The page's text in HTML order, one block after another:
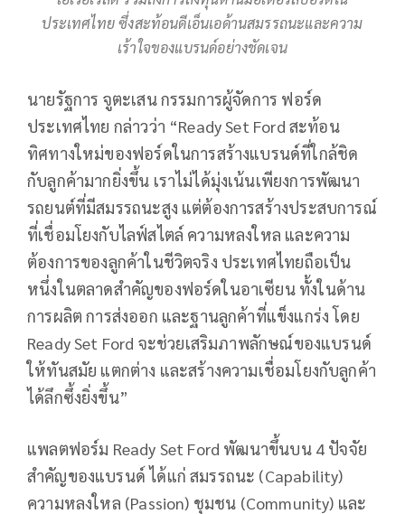
ประเทศไทย ซึ่งสะท้อนดีเอ็นเอด้านสมรรถนะและความ
เร้าใจของแบรนด์อย่างชัดเจน
นายรัฐการ จูตะเสน กรรมการผู้จัดการ ฟอร์ด
ประเทศไทย กล่าวว่า “Ready Set Ford สะท้อน
ทิศทางใหม่ของฟอร์ดในการสร้างแบรนด์ที่ใกล้ชิด
กับลูกค้ามากยิ่งขึ้น เราไม่ได้มุ่งเน้นเพียงการพัฒนา
รถยนต์ที่มีสมรรถนะสูง แต่ต้องการสร้างประสบการณ์
ที่เชื่อมโยงกับไลฟ์สไตล์ ความหลงใหล และความ
ต้องการของลูกค้าในชีวิตจริง ประเทศไทยถือเป็น
หนึ่งในตลาดสำคัญของฟอร์ดในอาเซียน ทั้งในด้าน
การผลิต การส่งออก และฐานลูกค้าที่แข็งแกร่ง โดย
Ready Set Ford จะช่วยเสริมภาพลักษณ์ของแบรนด์
ให้ทันสมัย แตกต่าง และสร้างความเชื่อมโยงกับลูกค้า
ได้ลึกซึ้งยิ่งขึ้น”
แพลตฟอร์ม Ready Set Ford พัฒนาขึ้นบน 4 ปัจจัย
สำคัญของแบรนด์ ได้แก่ สมรรถนะ (Capability)
ความหลงใหล (Passion) ชุมชน (Community) และ